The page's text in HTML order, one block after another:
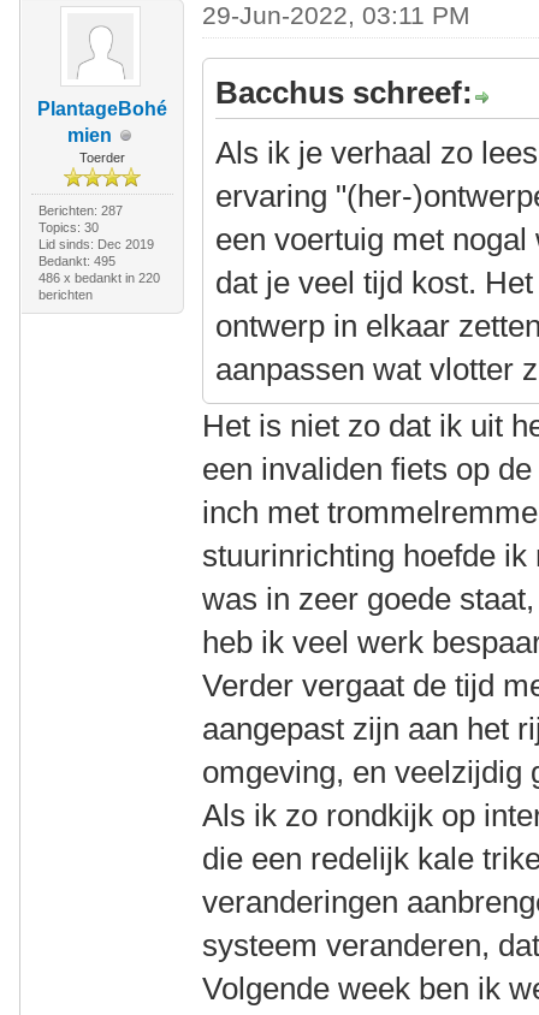
PlantageBohé
mien
Toerder
Berichten: 287
Topics: 30
Lid sinds: Dec 2019
Bedankt: 495
486 x bedankt in 220
berichten
29-Jun-2022, 03:11 PM
Bacchus schreef:
Als ik je verhaal zo
ervaring "(her-
een voertuig met
dat je veel tijd kost.
ontwerp in elkaar
aanpassen wat vlotter
Het is niet zo dat ik uit
een invaliden fiets op
inch met
stuurinrichting hoefde
was in zeer goede
heb ik veel werk
Verder vergaat de tijd
aangepast zijn aan het
omgeving, en veelzijdig
Als ik zo rondkijk op
die een redelijk kale
veranderingen
systeem veranderen,
Volgende week ben ik